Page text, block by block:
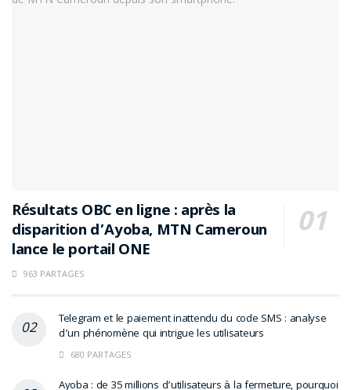
Résultats OBC en ligne : après la
disparition d’Ayoba, MTN Cameroun
lance le portail ONE
963 PARTAGES
Telegram et le paiement inattendu du code SMS : analyse
d’un phénomène qui intrigue les utilisateurs
680 PARTAGES
Ayoba : de 35 millions d’utilisateurs à la fermeture, pourquoi